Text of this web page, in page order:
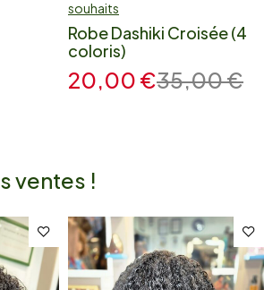
souhaits
Robe Dashiki Croisée (4
coloris)
35,00€
20,00 €
ventes !